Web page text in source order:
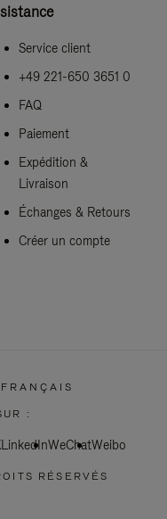
Service client
+49 221-650 3651 0
FAQ
Paiement
Expédition &
Livraison
Échanges & Retours
Créer un compte
FRANÇAIS
:
LinkedInWeChatWeibo
RÉSERVÉS